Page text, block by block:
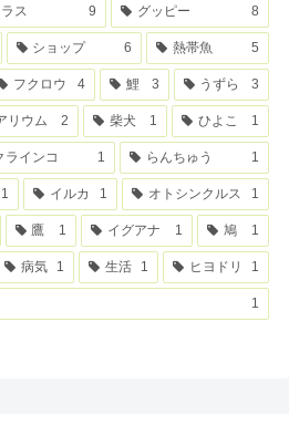
ス 9 グッピー 8
ショップ 6 熱帯魚 5
フクロウ 4 鯉 3 うずら 3
リウム 2 柴犬 1 ひよこ 1
ラインコ 1 らんちゅう 1
1 イルカ 1 オトシンクルス 1
鷹 1 イグアナ 1 鳩 1
病気 1 生活 1 ヒヨドリ 1
1